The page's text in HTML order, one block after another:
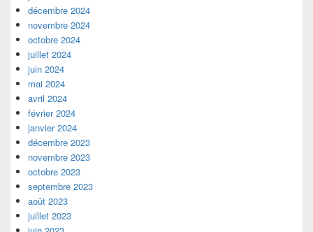
décembre 2024
novembre 2024
octobre 2024
juillet 2024
juin 2024
mai 2024
avril 2024
février 2024
janvier 2024
décembre 2023
novembre 2023
octobre 2023
septembre 2023
août 2023
juillet 2023